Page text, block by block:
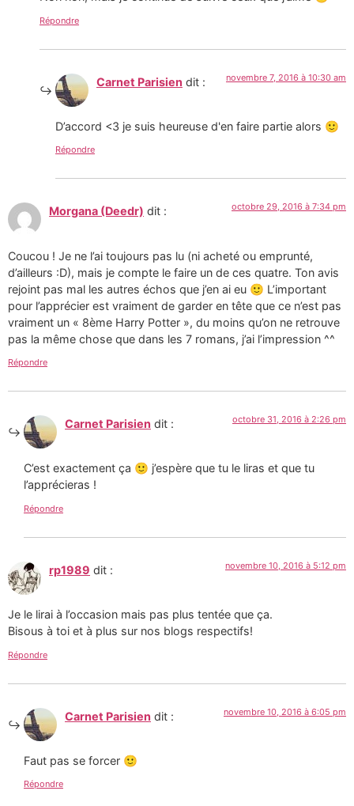
Répondre
Carnet Parisien dit : novembre 7, 2016 à 10:30 am
D’accord <3 je suis heureuse d'en faire partie alors 🙂
Répondre
Morgana (Deedr) dit : octobre 29, 2016 à 7:34 pm
Coucou ! Je ne l’ai toujours pas lu (ni acheté ou emprunté,
d’ailleurs :D), mais je compte le faire un de ces quatre. Ton avis
rejoint pas mal les autres échos que j’en ai eu 🙂 L’important
pour l’apprécier est vraiment de garder en tête que ce n’est pas
vraiment un « 8ème Harry Potter », du moins qu’on ne retrouve
pas la même chose que dans les 7 romans, j’ai l’impression ^^
Répondre
Carnet Parisien dit : octobre 31, 2016 à 2:26 pm
C’est exactement ça 🙂 j’espère que tu le liras et que tu
l’apprécieras !
Répondre
rp1989 dit : novembre 10, 2016 à 5:12 pm
Je le lirai à l’occasion mais pas plus tentée que ça.
Bisous à toi et à plus sur nos blogs respectifs!
Répondre
Carnet Parisien dit : novembre 10, 2016 à 6:05 pm
Faut pas se forcer 🙂
Répondre